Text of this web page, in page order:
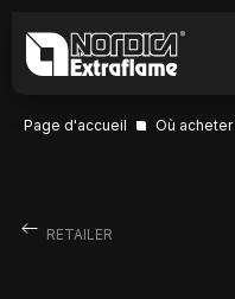
Page d'accueil Où acheter
RETAILER